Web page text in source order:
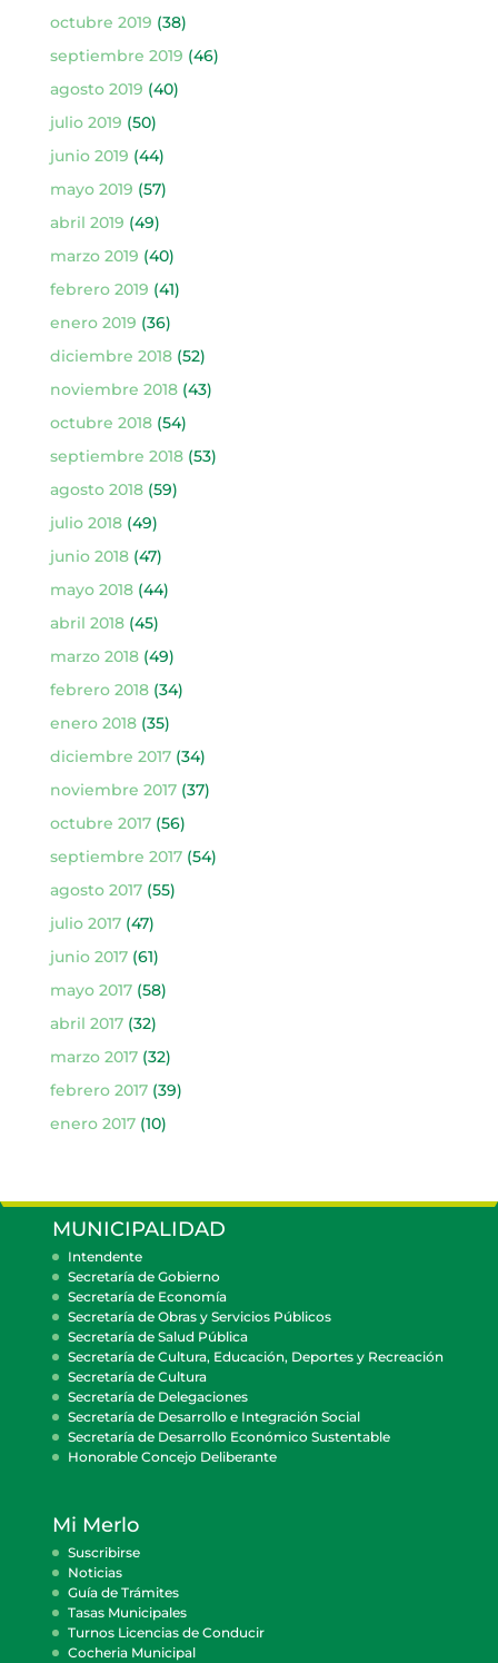
octubre 2019 (38)
septiembre 2019 (46)
agosto 2019 (40)
julio 2019 (50)
junio 2019 (44)
mayo 2019 (57)
abril 2019 (49)
marzo 2019 (40)
febrero 2019 (41)
enero 2019 (36)
diciembre 2018(52)
noviembre 2018(43)
octubre 2018(54)
septiembre 2018(53)
agosto 2018(59)
julio 2018(49)
junio 2018(47)
mayo 2018(44)
abril 2018(45)
marzo 2018(49)
febrero 2018(34)
enero 2018(35)
diciembre 2017(34)
noviembre 2017(37)
octubre 2017(56)
septiembre 2017(54)
agosto 2017(55)
julio 2017(47)
junio 2017(61)
mayo 2017(58)
abril 2017(32)
marzo 2017(32)
febrero 2017(39)
enero 2017(10)
MUNICIPALIDAD
Intendente
Secretaría de Gobierno
Secretaría de Economía
Secretaría de Obras y Servicios Públicos
Secretaría de Salud Pública
Secretaría de Cultura, Educación, Deportes y Recreación
Secretaría de Cultura
Secretaría de Delegaciones
Secretaría de Desarrollo e Integración Social
Secretaría de Desarrollo Económico Sustentable
Honorable Concejo Deliberante
Mi Merlo
Suscribirse
Noticias
Guía de Trámites
Tasas Municipales
Turnos Licencias de Conducir
Cocheria Municipal